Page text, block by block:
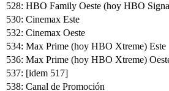
528: HBO Family Oeste (hoy HBO
530: Cinemax Este
532: Cinemax Oeste
534: Max Prime (hoy HBO Xtreme) Este
536: Max Prime (hoy HBO Xtreme)
537: [idem 517]
538: Canal de Promoción